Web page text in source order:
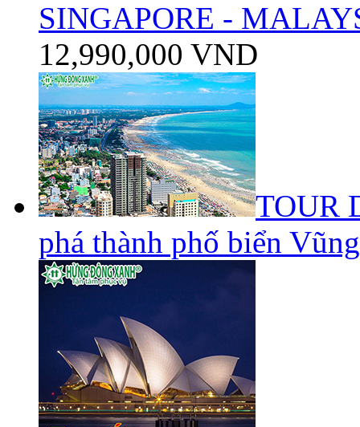
SINGAPORE -
12,990,000 VND
TOUR
phá thành phố biển